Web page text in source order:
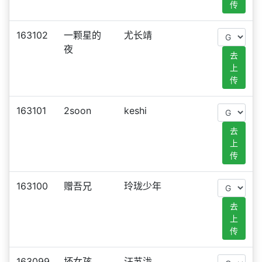
传
163102
一颗星的
夜
尤长靖
去
上
传
163101 2soon keshi
去
上
传
163100 赠吾兄 玲珑少年
去
上
传